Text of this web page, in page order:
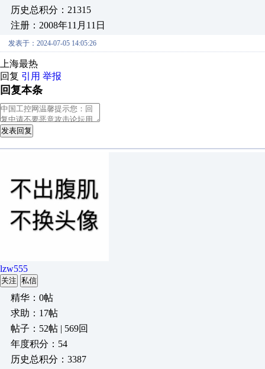
历史总积分：21315
注册：2008年11月11日
发表于：2024-07-05 14:05:26
上海最热
回复 引用 举报
回复本条
发表回复
lzw555
关注 私信
精华：0帖
求助：17帖
帖子：52帖 | 569回
年度积分：54
历史总积分：3387